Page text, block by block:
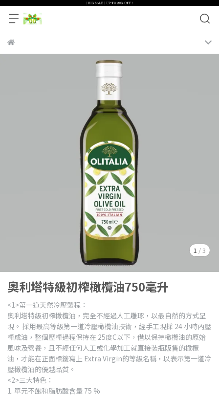
1 /3
奧利塔特級初榨橄欖油750毫升
<1>第一道天然冷壓製程：
奧利塔特級初榨橄欖油，完全不經過人工雕琢，以最自然的方式呈
現。 採用最高等級第一道冷壓橄欖油技術，經手工現採 24 小時內壓
榨成油，整個壓榨過程保持在 25度C以下，借以保持橄欖油的原始
風味及營養，且不經任何人工或化學加工就直接裝瓶販售的橄欖
油，才能在正面標籤寫上 Extra Virgin的等級名稱，以表示第一道冷
壓橄欖油的優越品質。
<2>三大特色：
1. 單元不飽和脂肪酸含量 75 %